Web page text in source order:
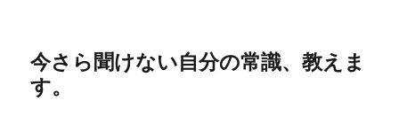
今さら聞けない自分の常識、教えま
す。